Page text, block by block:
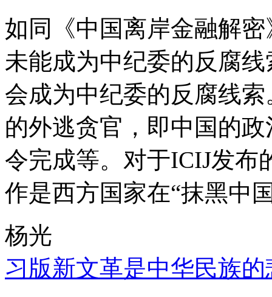
如同《中国离岸金融解
未能成为中纪委的反腐
会成为中纪委的反腐线
的外逃贪官，即中国的
令完成等。对于ICIJ发布
作是西方国家在“抹黑中
杨光
习版新文革是中华民族的